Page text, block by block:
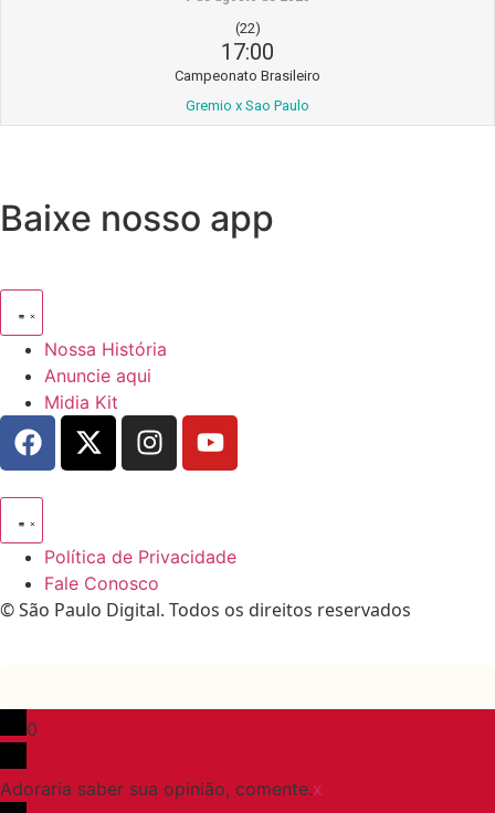
(22)
17:00
Campeonato Brasileiro
Gremio x Sao Paulo
Baixe nosso app
Nossa História
Anuncie aqui
Midia Kit
Política de Privacidade
Fale Conosco
© São Paulo Digital. Todos os direitos reservados
0
Adoraria saber sua opinião, comente.x